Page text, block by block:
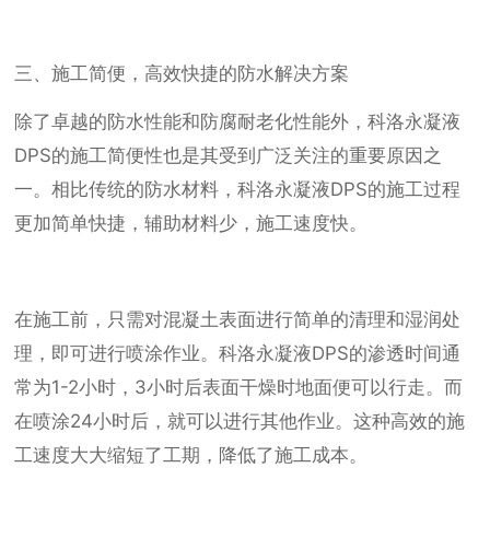
三、施工简便，高效快捷的防水解决方案
除了卓越的防水性能和防腐耐老化性能外，科洛永凝液
DPS的施工简便性也是其受到广泛关注的重要原因之
一。相比传统的防水材料，科洛永凝液DPS的施工过程
更加简单快捷，辅助材料少，施工速度快。
在施工前，只需对混凝土表面进行简单的清理和湿润处
理，即可进行喷涂作业。科洛永凝液DPS的渗透时间通
常为1-2小时，3小时后表面干燥时地面便可以行走。而
在喷涂24小时后，就可以进行其他作业。这种高效的施
工速度大大缩短了工期，降低了施工成本。